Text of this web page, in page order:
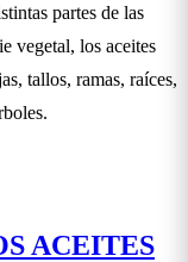
partes de las
vegetal, los aceites
tallos, ramas, raíces,
ACEITES